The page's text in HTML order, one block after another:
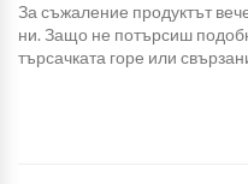
За съжаление продуктът
ни. Защо не потърсиш
търсачката горе или